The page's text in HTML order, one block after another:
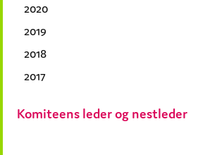
2020
2019
2018
2017
Komiteens leder og nestleder